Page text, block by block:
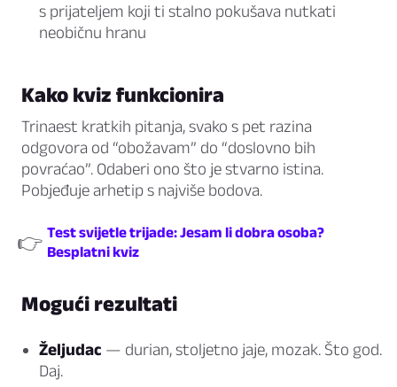
s prijateljem koji ti stalno pokušava nutkati
neobičnu hranu
Kako kviz funkcionira
Trinaest kratkih pitanja, svako s pet razina
odgovora od “obožavam” do “doslovno bih
povraćao”. Odaberi ono što je stvarno istina.
Pobjeđuje arhetip s najviše bodova.
👉 Test svijetle trijade: Jesam li dobra osoba?
Besplatni kviz
Mogući rezultati
Željudac — durian, stoljetno jaje, mozak. Što god.
Daj.